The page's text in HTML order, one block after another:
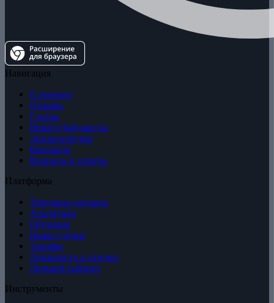
Навигация
О проекте
Отзывы
Статьи
ИнвестДайджесты
Энциклопедия
Контакты
Вопросы и ответы
Платформа
Торговые сигналы
Аналитика
Обучение
Наши сделки
Тарифы
Лояльность и скидки
Личный кабинет
Инструменты